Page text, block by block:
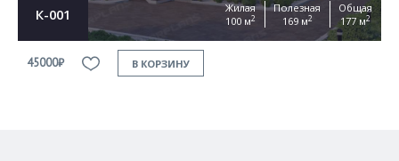
К-001
Жилая
100 м2
Полезная
169 м2
Общая
177 м2
45000₽ В КОРЗИНУ